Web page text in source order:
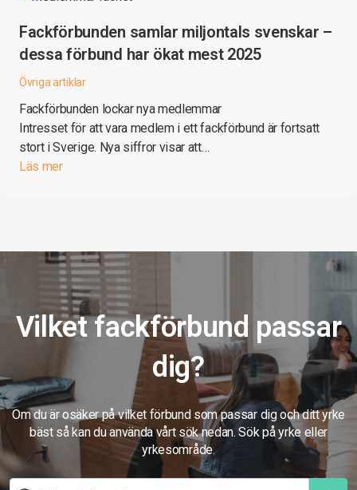
Fackförbunden samlar miljontals svenskar –
dessa förbund har ökat mest 2025
Övriga artiklar
Fackförbunden lockar nya medlemmar
Intresset för att vara medlem i ett fackförbund är fortsatt
stort i Sverige. Nya siffror visar att…
Läs mer
Vilket fackförbund passar
dig?
Om du är osäker på vilket förbund som passar dig och ditt yrke
bäst så kan du använda vårt sök nedan. Sök på yrke eller
yrkesområde.